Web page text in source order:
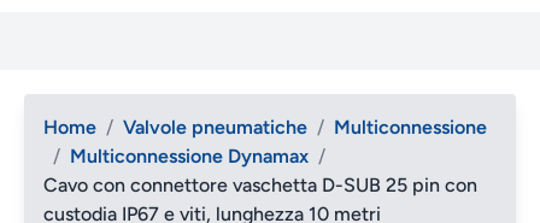
Home / Valvole pneumatiche / Multiconnessione
/ Multiconnessione Dynamax /
Cavo con connettore vaschetta D-SUB 25 pin con
custodia IP67 e viti, lunghezza 10 metri